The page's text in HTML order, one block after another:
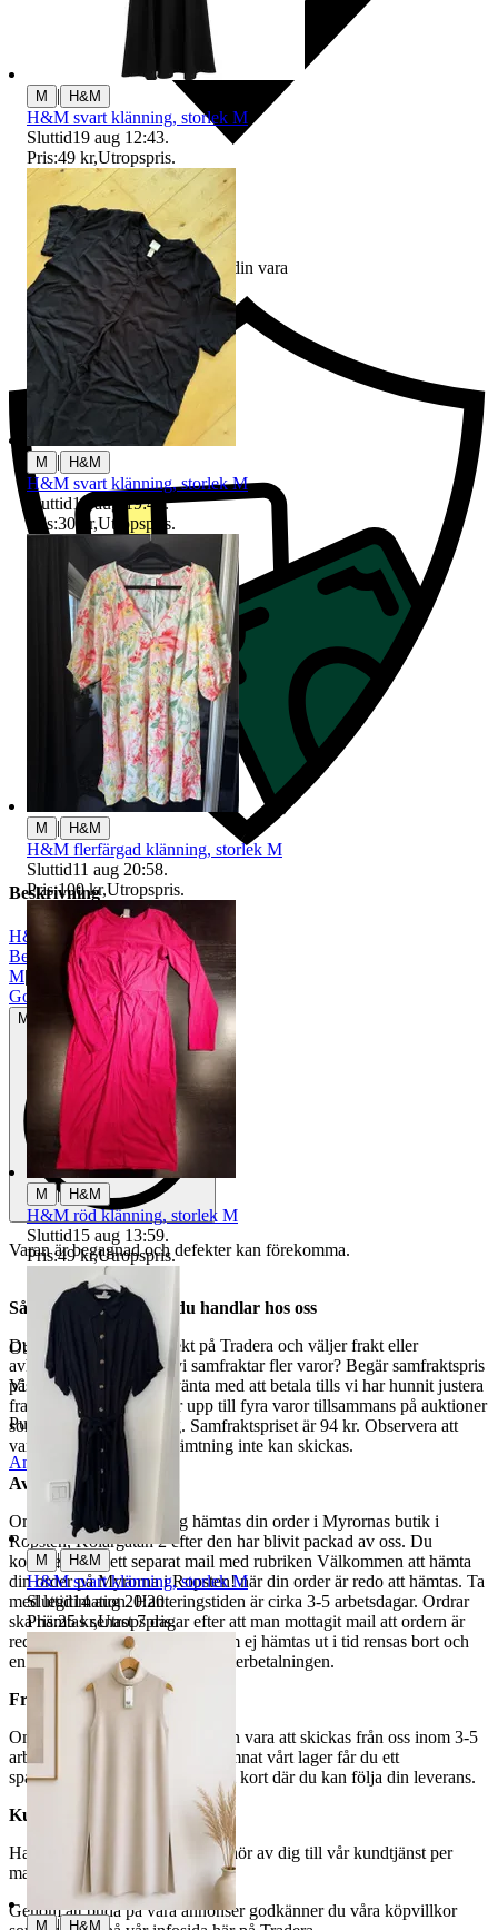
Ersättning om du inte får din vara
Beskrivning
H&M
Beige
M|
Gott använt skick
Mindre tecken på användning
Varan är begagnad och defekter kan förekomma.
Så här går det till när du handlar hos oss
Du betalar din order direkt på Tradera och väljer frakt eller
avhämtning. Vill du att vi samfraktar fler varor? Begär samfraktspris
på din Traderasida och vänta med att betala tills vi har hunnit justera
fraktpriset. Vi samfraktar upp till fyra varor tillsammans på auktioner
som avslutas samma dag. Samfraktspriset är 94 kr. Observera att
varor märkta endast avhämtning inte kan skickas.
Avhämtning
Om du väljer avhämtning hämtas din order i Myrornas butik i
Ropsten, Kolargatan 2 efter den har blivit packad av oss. Du
kommer att få ett separat mail med rubriken Välkommen att hämta
din order på Myrorna i Ropsten! när din order är redo att hämtas. Ta
med legitimation. Hanteringstiden är cirka 3-5 arbetsdagar. Ordrar
ska hämtas senast 7 dagar efter att man mottagit mail att ordern är
redo för avhämtning. Ordrar som ej hämtas ut i tid rensas bort och
en avgift på 84 kr dras av från återbetalningen.
Frakt
Om du har valt frakt kommer din vara att skickas från oss inom 3-5
arbetsdagar. När din vara har lämnat vårt lager får du ett
spårningsnummer av DSV inom kort där du kan följa din leverans.
Kundservice
Har du frågor eller funderingar hör av dig till vår kundtjänst per
mail:
webbshop@myrorna.se.
Genom att buda på våra annonser godkänner du våra köpvillkor
Objektnr
731 755 892
Visningar
119
Publicerad
Anmäl Sälj liknande
M | H&M
H&M svart klänning, storlek M
Sluttid19 aug 12:43.
Pris:49 kr,Utropspris.
M | H&M
H&M svart klänning, storlek M
Sluttid16 aug 19:42 .
Pris:30 kr,Utropspris.
M | H&M
H&M flerfärgad klänning, storlek M
Sluttid11 aug 20:58.
Pris:100 kr,Utropspris.
M | H&M
H&M röd klänning, storlek M
Sluttid15 aug 13:59.
Pris:49 kr,Utropspris.
M | H&M
H&M svart klänning, storlek M
Sluttid14 aug 20:20.
Pris:25 kr,Utropspris.
M | H&M